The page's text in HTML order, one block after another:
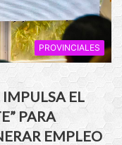
PROVINCIALES
EL
PARA
EMPLEO